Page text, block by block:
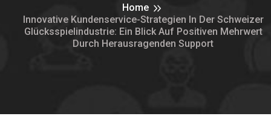
Home
Innovative Kundenservice-Strategien In Der Schweizer
Glücksspielindustrie: Ein Blick Auf Positiven Mehrwert
Durch Herausragenden Support